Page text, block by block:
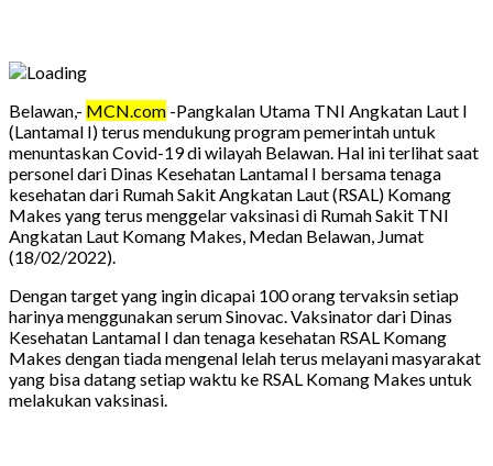
Belawan,- MCN.com -Pangkalan Utama TNI Angkatan Laut I
(Lantamal I) terus mendukung program pemerintah untuk
menuntaskan Covid-19 di wilayah Belawan. Hal ini terlihat saat
personel dari Dinas Kesehatan Lantamal I bersama tenaga
kesehatan dari Rumah Sakit Angkatan Laut (RSAL) Komang
Makes yang terus menggelar vaksinasi di Rumah Sakit TNI
Angkatan Laut Komang Makes, Medan Belawan, Jumat
(18/02/2022).
Dengan target yang ingin dicapai 100 orang tervaksin setiap
harinya menggunakan serum Sinovac. Vaksinator dari Dinas
Kesehatan Lantamal I dan tenaga kesehatan RSAL Komang
Makes dengan tiada mengenal lelah terus melayani masyarakat
yang bisa datang setiap waktu ke RSAL Komang Makes untuk
melakukan vaksinasi.